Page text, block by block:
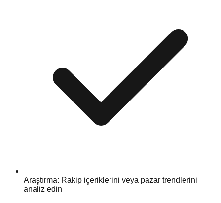
Araştırma: Rakip içeriklerini veya pazar trendlerini
analiz edin